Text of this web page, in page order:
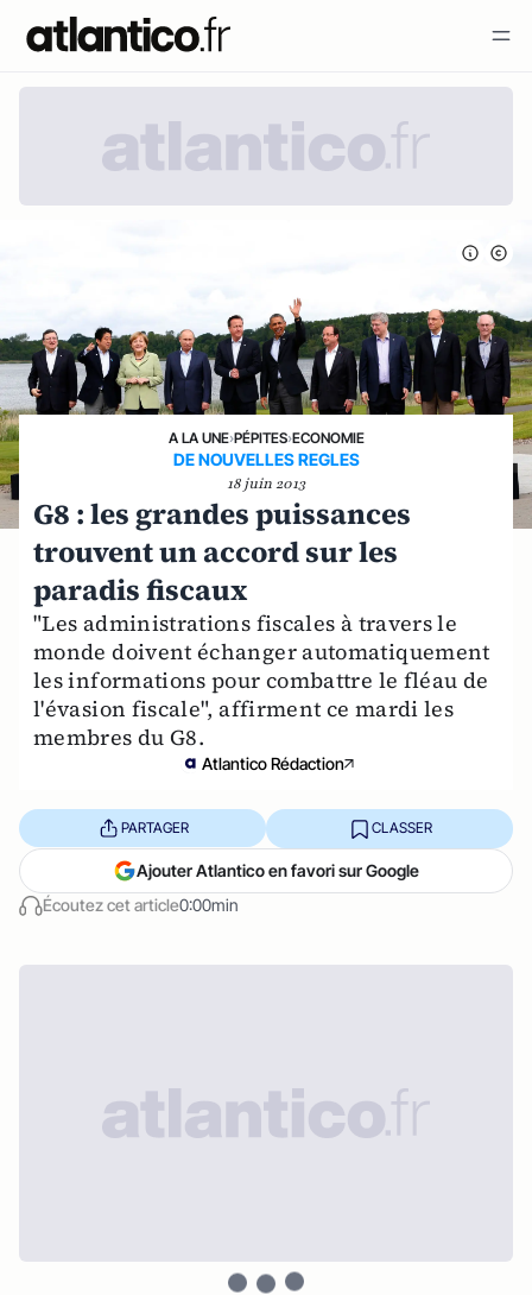
A LA UNE›PÉPITES›ECONOMIE
DE NOUVELLES REGLES
18 juin 2013
G8 : les grandes puissances
trouvent un accord sur les
paradis fiscaux
"Les administrations fiscales à travers le
monde doivent échanger automatiquement
les informations pour combattre le fléau de
l'évasion fiscale", affirment ce mardi les
membres du G8.
Atlantico Rédaction
Écoutez cet article0:00min
PARTAGER CLASSER
Ajouter Atlantico en favori sur Google